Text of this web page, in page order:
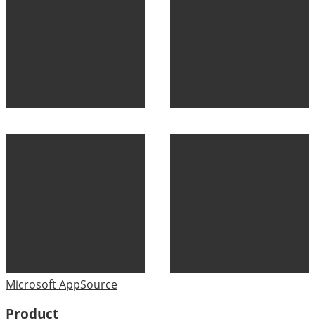
Microsoft AppSource
Product